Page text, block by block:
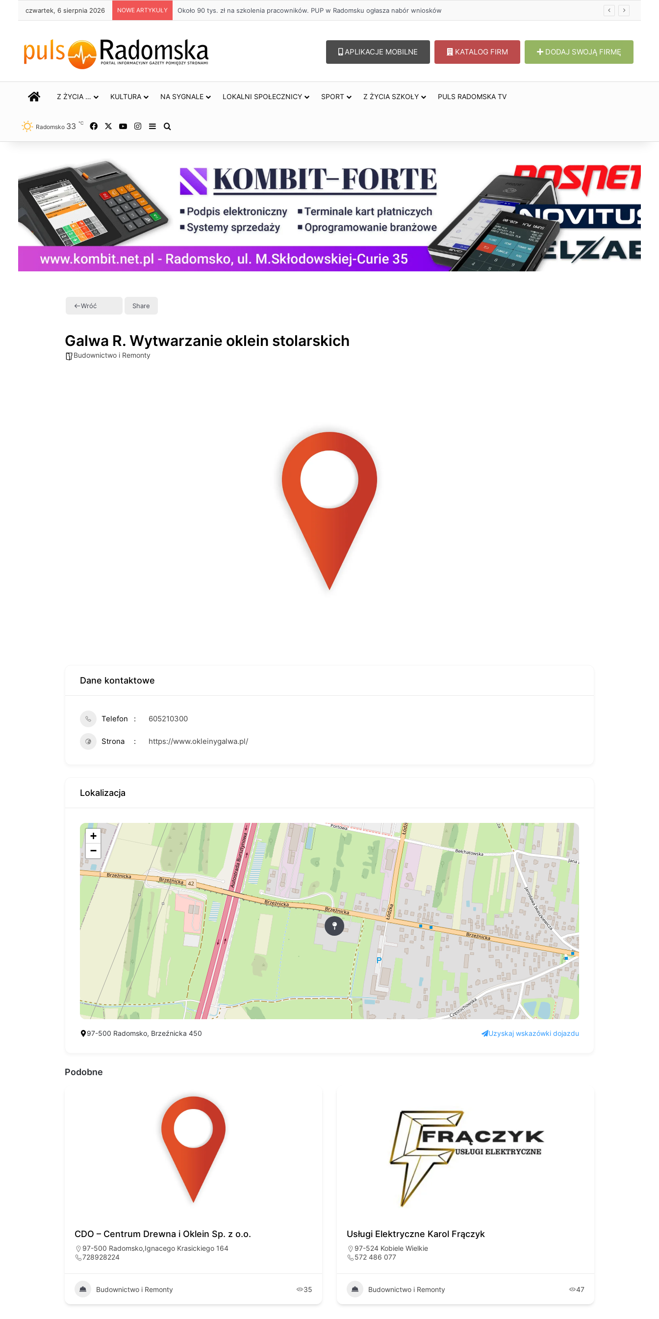
czwartek, 6 sierpnia 2026 NOWE ARTYKUŁY Około 90 tys. zł na szkolenia pracowników. PUP w Radomsku ogłasza nabór wniosków
APLIKACJE MOBILNE KATALOG FIRM DODAJ SWOJĄ FIRMĘ
STRONA GŁÓWNA
Z ŻYCIA … KULTURA NA SYGNALE LOKALNI SPOŁECZNICY SPORT Z ŻYCIA SZKOŁY PULS RADOMSKA TV
Radomsko 33 ℃ Facebook YouTubeInstagram
Sidebar
Wróć Share
Galwa R. Wytwarzanie oklein stolarskich
Budownictwo i Remonty
Dane kontaktowe
Telefon 605210300
Strona https://www.okleinygalwa.pl/
Lokalizacja
+
−
97-500 Radomsko, Brzeźnicka 450 Uzyskaj wskazówki dojazdu
Podobne
CDO – Centrum Drewna i Oklein Sp. z o.o.
97-500 Radomsko,Ignacego Krasickiego 164
728928224
Budownictwo i Remonty 35
Usługi Elektryczne Karol Frączyk
97-524 Kobiele Wielkie
572 486 077
Budownictwo i Remonty 47